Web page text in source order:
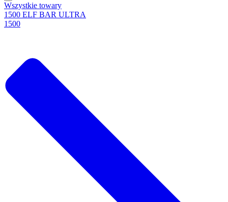
Wszystkie towary
1500 ELF BAR ULTRA
1500